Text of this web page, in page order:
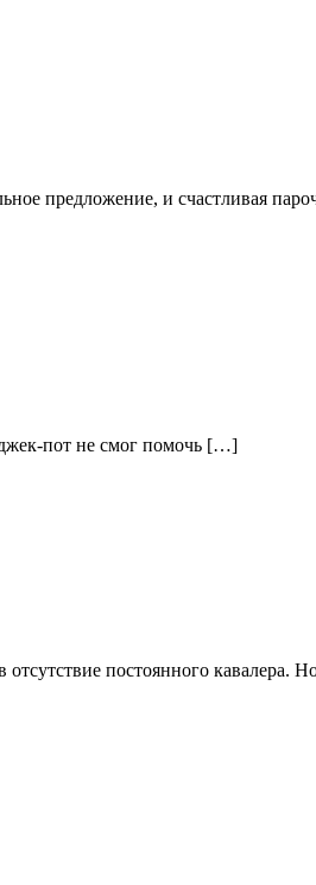
предложение, и счастливая
джек-пот не смог помочь […]
постоянного кавалера.